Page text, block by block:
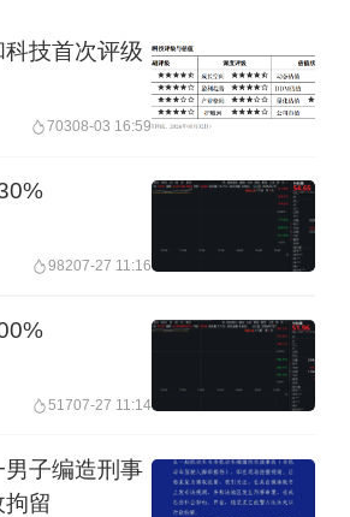
技首次评级
70308-03 16:59
98207-27 11:16
51707-27 11:14
男子编造刑事
留